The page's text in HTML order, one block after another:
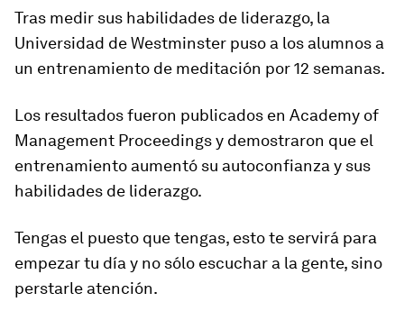
Tras medir sus habilidades de liderazgo, la
Universidad de Westminster puso a los alumnos a
un entrenamiento de meditación por 12 semanas.
Los resultados fueron publicados en Academy of
Management Proceedings y demostraron que el
entrenamiento aumentó su autoconfianza y sus
habilidades de liderazgo.
Tengas el puesto que tengas, esto te servirá para
empezar tu día y no sólo escuchar a la gente, sino
perstarle atención.